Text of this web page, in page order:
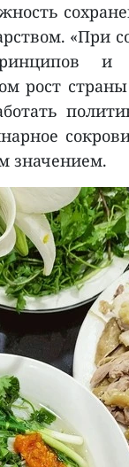
«При
и
рост
значением.